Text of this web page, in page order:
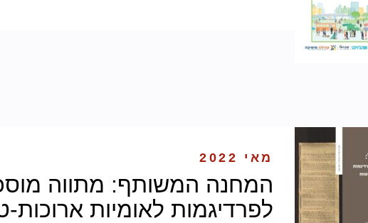
מאי 2022
המחנה המשותף: מתווה
לפרדיגמות לאומיות ארוכות-